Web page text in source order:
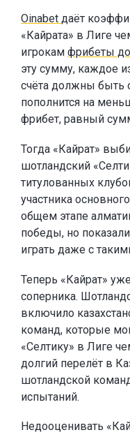
Oinabet даёт
«Кайрата» в Лиге
игрокам фрибеты до
эту сумму, каждое
счёта должны быть
пополнится на
фрибет, равный
Тогда «Кайрат»
шотландский
титулованных
участника
общем этапе
победы, но
играть даже с
Теперь «Кайрат»
соперника.
включило
команд, которые
«Селтику» в Лиге
долгий перелёт в
шотландской
испытаний.
Недооценивать